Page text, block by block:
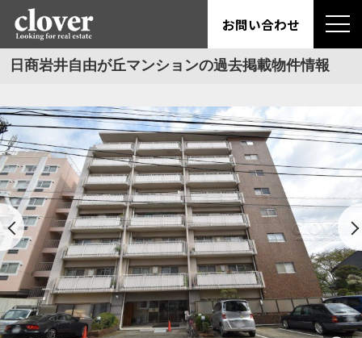
お問い合わせ
日商岩井自由が丘マンションの過去掲載物件情報